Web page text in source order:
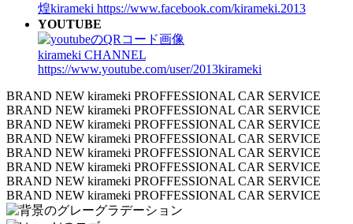
煌kirameki https://www.facebook.com/kirameki.2013
YOUTUBE
kirameki CHANNEL
https://www.youtube.com/user/2013kirameki
BRAND NEW kirameki PROFFESSIONAL CAR SERVICE
BRAND NEW kirameki PROFFESSIONAL CAR SERVICE
BRAND NEW kirameki PROFFESSIONAL CAR SERVICE
BRAND NEW kirameki PROFFESSIONAL CAR SERVICE
BRAND NEW kirameki PROFFESSIONAL CAR SERVICE
BRAND NEW kirameki PROFFESSIONAL CAR SERVICE
BRAND NEW kirameki PROFFESSIONAL CAR SERVICE
BRAND NEW kirameki PROFFESSIONAL CAR SERVICE